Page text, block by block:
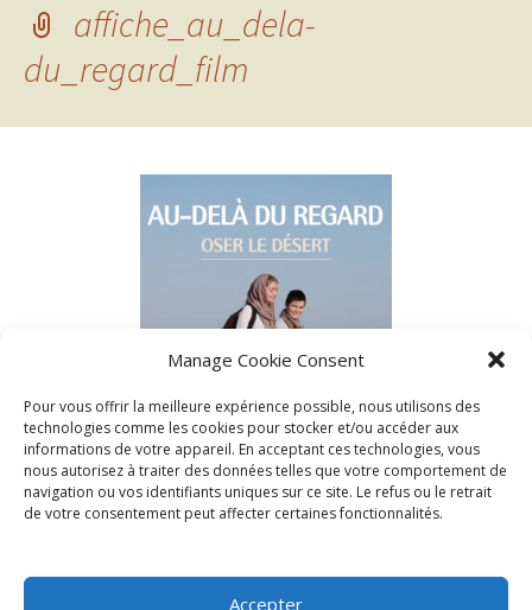
Manage Cookie Consent
Pour vous offrir la meilleure expérience possible, nous utilisons des
technologies comme les cookies pour stocker et/ou accéder aux
informations de votre appareil. En acceptant ces technologies, vous
nous autorisez à traiter des données telles que votre comportement de
navigation ou vos identifiants uniques sur ce site. Le refus ou le retrait
de votre consentement peut affecter certaines fonctionnalités.
Accepter
affiche_au_dela-
du_regard_film